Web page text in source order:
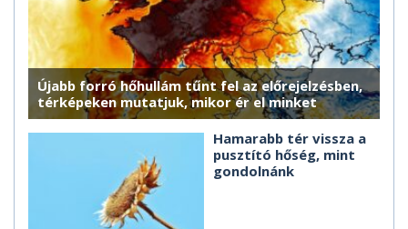
Újabb forró hőhullám tűnt fel az előrejelzésben,
térképeken mutatjuk, mikor ér el minket
Hamarabb tér vissza a
pusztító hőség, mint
gondolnánk